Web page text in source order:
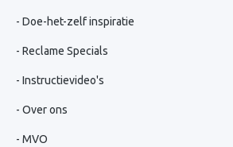
Doe-het-zelf inspiratie
Reclame Specials
Instructievideo's
Over ons
MVO